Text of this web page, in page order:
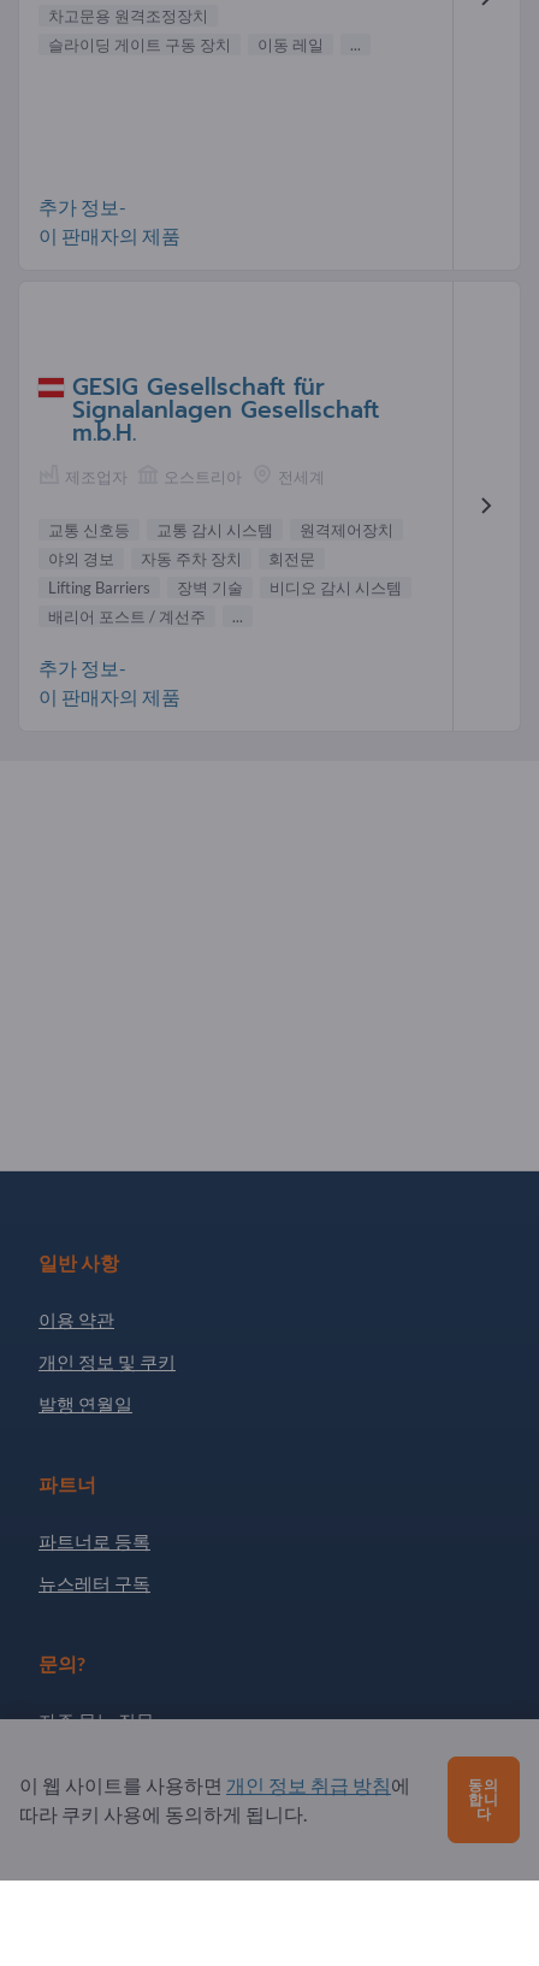
차고문용 원격조정장치
슬라이딩 게이트 구동 장치
이동 레일 ...
추가 정보-
이 판매자의 제품
GESIG Gesellschaft für
Signalanlagen Gesellschaft
m.b.H.
제조업자 오스트리아 전세계
교통 신호등 교통 감시 시스템
원격제어장치
야외 경보
자동 주차 장치
회전문
Lifting Barriers
장벽 기술
비디오 감시 시스템
배리어 포스트 / 계선주
...
추가 정보-
이 판매자의 제품
일반 사항
이용 약관
개인 정보 및 쿠키
발행 연월일
파트너
파트너로 등록
뉴스레터 구독
문의?
자주 묻는 질문
소개
이 웹 사이트를 사용하면 개인 정보 취급 방침에
따라 쿠키 사용에 동의하게 됩니다.
동의
합니
다